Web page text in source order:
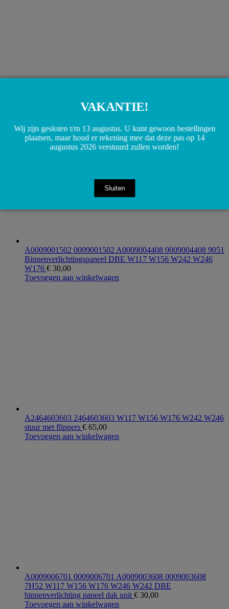
Toevoegen aan winkelwagen
A0009001502 0009001502 A0009004408 0009004408 9051
Binnenverlichtingspaneel DBE W117 W156 W242 W246
W176 € 30,00
Toevoegen aan winkelwagen
A2464603603 2464603603 W117 W156 W176 W242 W246
stuur met flippers € 65,00
Toevoegen aan winkelwagen
A0009006701 0009006701 A0009003608 0009003608
7H52 W117 W156 W176 W246 W242 DBE
binnenverlichting paneel dak unit € 30,00
Toevoegen aan winkelwagen
VAKANTIE!
Wij zijn gesloten t/m 13 augustus. U kunt gewoon bestellingen
plaatsen, maar houd er rekening mee dat deze pas op 14
augustus 2026 verstuurd zullen worden!
Sluiten